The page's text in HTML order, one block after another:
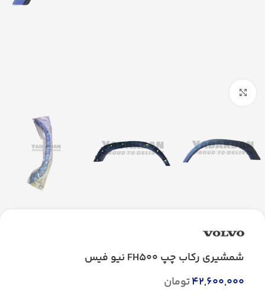
شمشیری رکاب چپ FH500 نیو فیس
42,600,000تومان